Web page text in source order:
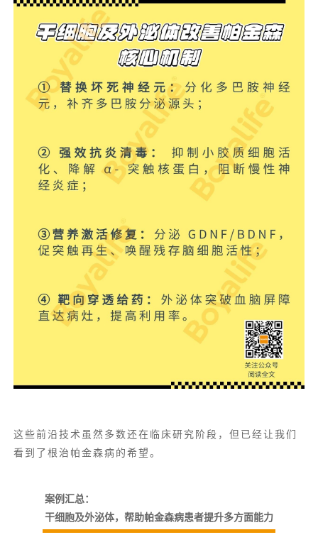
这些前沿技术虽然多数还在临床研究阶段，但已经让我们
看到了根治帕金森病的希望。
案例汇总：
干细胞及外泌体，帮助帕金森病患者提升多方面能力